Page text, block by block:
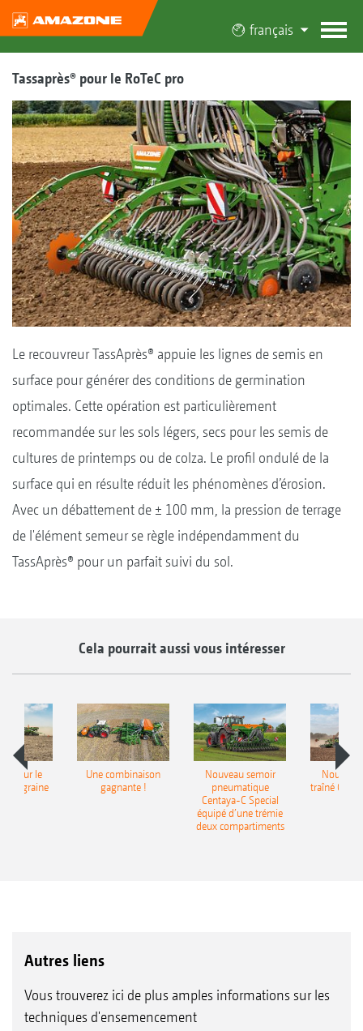
français
Tassaprès® pour le RoTeC pro
Le recouvreur TassAprès® appuie les lignes de semis en
surface pour générer des conditions de germination
optimales. Cette opération est particulièrement
recommandée sur les sols légers, secs pour les semis de
cultures de printemps ou de colza. Le profil ondulé de la
surface qui en résulte réduit les phénomènes d’érosion.
Avec un débattement de ± 100 mm, la pression de terrage
de l'élément semeur se règle indépendamment du
TassAprès® pour un parfait suivi du sol.
Cela pourrait aussi vous intéresser
pour le
Une combinaison
gagnante !
Nouveau semoir
pneumatique
Centaya-C Special
équipé d’une trémie
deux compartiments
traîné
Autres liens
Vous trouverez ici de plus amples informations sur les
techniques d'ensemencement